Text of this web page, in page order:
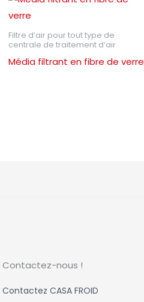
Filtre d’air pour tout type de
centrale de traitement d’air
Média filtrant en fibre de verre
Contactez-nous !
Contactez CASA FROID